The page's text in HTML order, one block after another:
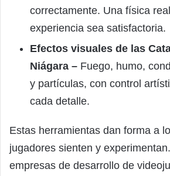
correctamente. Una física
experiencia sea satisfactoria.
Efectos visuales de las
Niágara – Fuego, humo,
y partículas, con control
cada detalle.
Estas herramientas dan forma a
jugadores sienten y
empresas de desarrollo de